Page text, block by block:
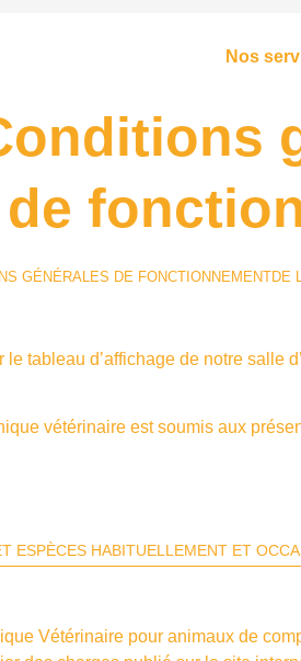
Nos
de
GÉNÉRALES DE
tableau d’affichage de notre salle
vétérinaire est soumis aux
ESPÈCES HABITUELLEMENT ET
Vétérinaire pour animaux de